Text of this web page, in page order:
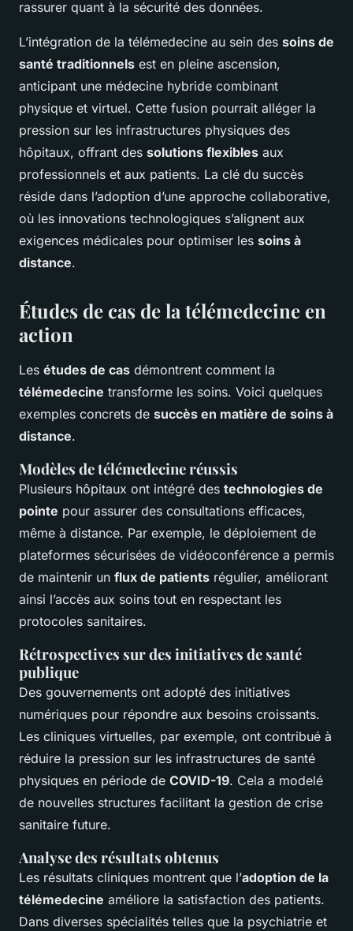
rassurer quant à la sécurité des données.
L’intégration de la télémedecine au sein des soins de
santé traditionnels est en pleine ascension,
anticipant une médecine hybride combinant
physique et virtuel. Cette fusion pourrait alléger la
pression sur les infrastructures physiques des
hôpitaux, offrant des solutions flexibles aux
professionnels et aux patients. La clé du succès
réside dans l’adoption d’une approche collaborative,
où les innovations technologiques s’alignent aux
exigences médicales pour optimiser les soins à
distance.
Études de cas de la télémedecine en
action
Les études de cas démontrent comment la
télémedecine transforme les soins. Voici quelques
exemples concrets de succès en matière de soins à
distance.
Modèles de télémedecine réussis
Plusieurs hôpitaux ont intégré des technologies de
pointe pour assurer des consultations efficaces,
même à distance. Par exemple, le déploiement de
plateformes sécurisées de vidéoconférence a permis
de maintenir un flux de patients régulier, améliorant
ainsi l’accès aux soins tout en respectant les
protocoles sanitaires.
Rétrospectives sur des initiatives de santé
publique
Des gouvernements ont adopté des initiatives
numériques pour répondre aux besoins croissants.
Les cliniques virtuelles, par exemple, ont contribué à
réduire la pression sur les infrastructures de santé
physiques en période de COVID-19. Cela a modelé
de nouvelles structures facilitant la gestion de crise
sanitaire future.
Analyse des résultats obtenus
Les résultats cliniques montrent que l’adoption de la
télémedecine améliore la satisfaction des patients.
Dans diverses spécialités telles que la psychiatrie et